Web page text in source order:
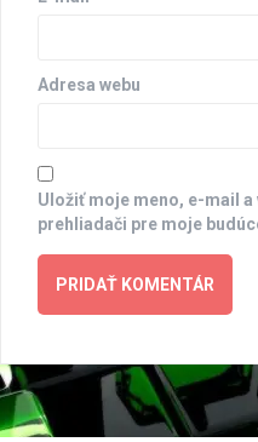
Adresa webu
Uložiť moje meno, e-mail
prehliadači pre moje